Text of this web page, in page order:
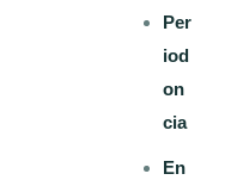
Per
iod
on
cia
En